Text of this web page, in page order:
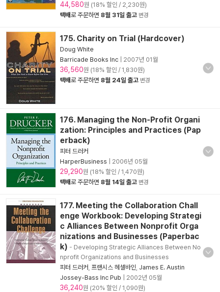
44,580원 (18% 할인 / 2,230원)
택배로 주문하면 8월 31일 출고 변경
175. Charity on Trial (Hardcover)
Doug White
Barricade Books Inc
2007년 01월
36,560원 (18% 할인 / 1,830원)
택배로 주문하면 8월 24일 출고 변경
176. Managing the Non-Profit Organi
zation: Principles and Practices (Pap
erback)
피터 드러커
HarperBusiness
2006년 05월
29,290원 (18% 할인 / 1,470원)
택배로 주문하면 8월 14일 출고 변경
177. Meeting the Collaboration Chall
enge Workbook: Developing Strategi
c Alliances Between Nonprofit Orga
nizations and Businesses (Paperbac
k) - Developing Strategic Alliances Between No
nprofit Organizations and Businesses
피터 드러커 프랜시스 헤셀바인 James E. Austin
Jossey-Bass Inc Pub
2002년 05월
36,240원 (20% 할인 / 1,090원)